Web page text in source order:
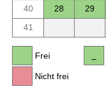
40
28 29
41
Frei
Nicht frei